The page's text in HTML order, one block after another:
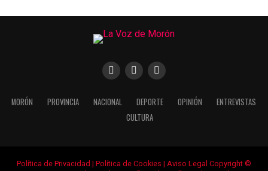
MORÓN PROVINCIA NACIONAL DEPORTE OPINIÓN
ENTREVISTAS
CULTURA
Política de Privacidad | Política de Cookies | Aviso Legal Copyright ©